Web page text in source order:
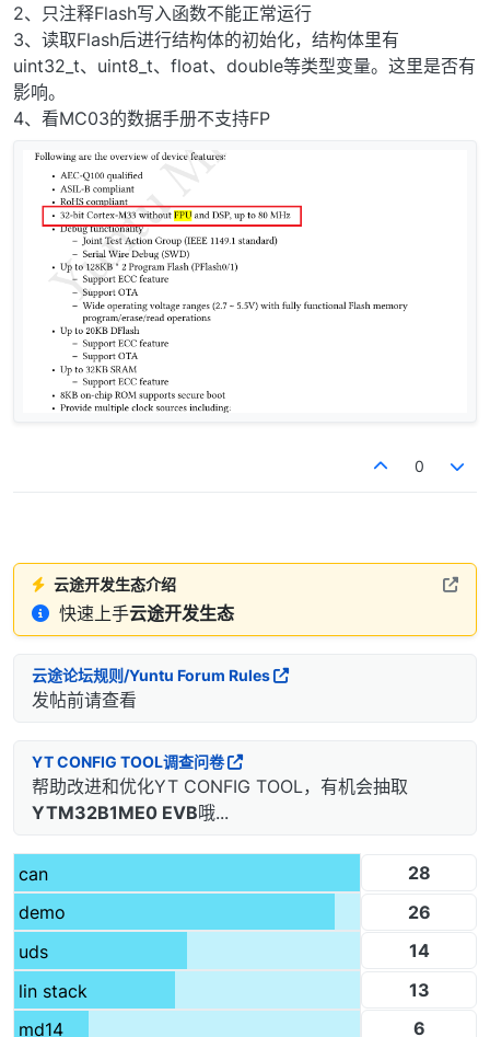
2、只注释Flash写入函数不能正常运行
3、读取Flash后进行结构体的初始化，结构体里有
uint32_t、uint8_t、float、double等类型变量。这里是否有
影响。
4、看MC03的数据手册不支持FP
0
云途开发生态介绍
快速上手云途开发生态
云途论坛规则/Yuntu Forum Rules
发帖前请查看
YT CONFIG TOOL调查问卷
帮助改进和优化YT CONFIG TOOL，有机会抽取
YTM32B1ME0 EVB哦...
can
28
demo
26
uds
14
lin stack
13
md14
6